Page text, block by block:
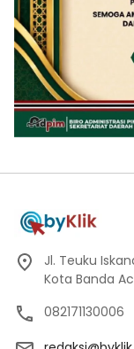
Jl. Teuku
Kota Banda
082171130006